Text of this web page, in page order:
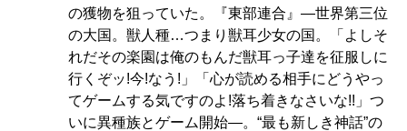
の獲物を狙っていた。『東部連合』―世界第三位
の大国。獣人種…つまり獣耳少女の国。「よしそ
れだその楽園は俺のもんだ獣耳っ子達を征服しに
行くぞッ!今!なう!」「心が読める相手にどうやっ
てゲームする気ですのよ!落ち着きなさいな!!」つ
いに異種族とゲーム開始―。“最も新しき神話”の